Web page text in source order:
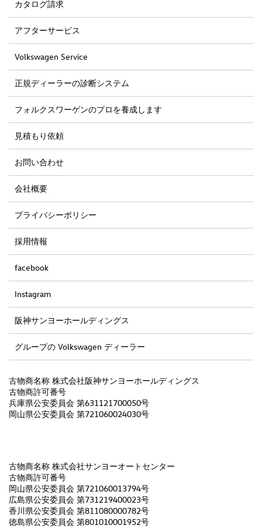
カタログ請求
アフターサービス
Volkswagen Service
正規ディーラーの診断システム
フォルクスワーゲンのプロを養成します
見積もり依頼
お問い合わせ
会社概要
プライバシーポリシー
採用情報
facebook
Instagram
阪神サンヨーホールディングス
グループの Volkswagen ディーラー
古物商名称 株式会社阪神サンヨーホールディングス
古物商許可番号
兵庫県公安委員会 第631121700050号
岡山県公安委員会 第721060024030号
古物商名称 株式会社サンヨーオートセンター
古物商許可番号
岡山県公安委員会 第721060013794号
広島県公安委員会 第731219400023号
香川県公安委員会 第811080000782号
徳島県公安委員会 第801010001952号